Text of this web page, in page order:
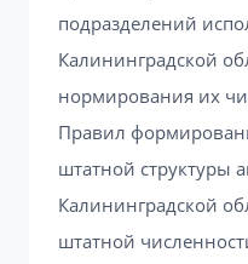
подразделений
Калининградской
нормирования их
Правил
штатной структуры
Калининградской
штатной